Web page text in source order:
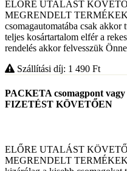
ELŐRE UTALÁST
MEGRENDELT
csomagautomatába csak akkor
teljes kosártartalom elfér a
rendelés akkor felvesszük
Szállítási díj: 1 490 Ft
PACKETA csomagpont
FIZETÉST KÖVETŐEN
ELŐRE UTALÁST
MEGRENDELT